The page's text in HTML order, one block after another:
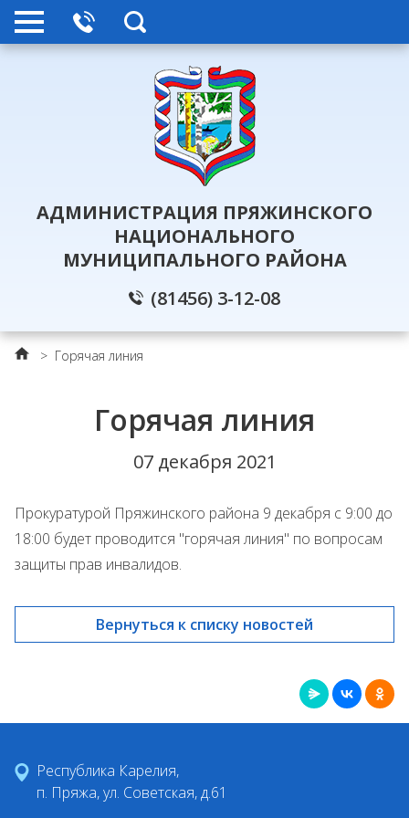
АДМИНИСТРАЦИЯ ПРЯЖИНСКОГО
НАЦИОНАЛЬНОГО
МУНИЦИПАЛЬНОГО РАЙОНА
(81456) 3-12-08
> Горячая линия
Горячая линия
07 декабря 2021
Прокуратурой Пряжинского района 9 декабря с 9:00 до
18:00 будет проводится "горячая линия" по вопросам
защиты прав инвалидов.
Вернуться к списку новостей
Республика Карелия,
п. Пряжа, ул. Советская, д.61